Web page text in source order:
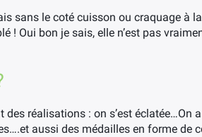
sans le coté cuisson ou craquage à
! Oui bon je sais, elle n’est pas
réalisations : on s’est éclatée…On
aussi des médailles en forme